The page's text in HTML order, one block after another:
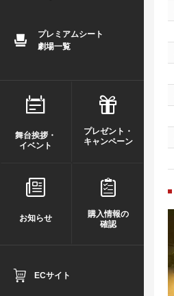
プレミアムシート
劇場一覧
舞台挨拶・
イベント
プレゼント・
キャンペーン
お知らせ
購入情報の
確認
ECサイト